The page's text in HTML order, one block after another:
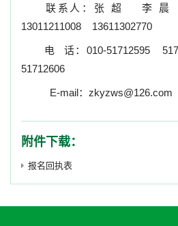
联系人：张 超 李 晨
13011211008
13611302770
电 话：010-51712595
51712606
E-mail： zkyzws@126.com
附件下载：
报名回执表